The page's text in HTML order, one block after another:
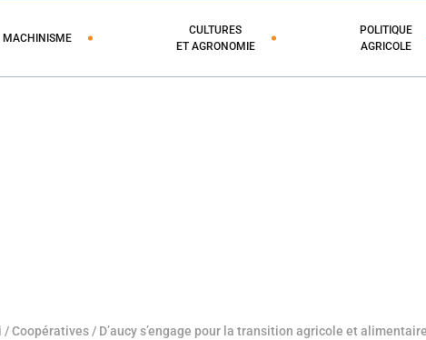
MACHINISME
CULTURES
ET AGRONOMIE
POLITIQUE
AGRICOLE
/Coopératives / D’aucy s’engage pour la transition agricole et alimentaire